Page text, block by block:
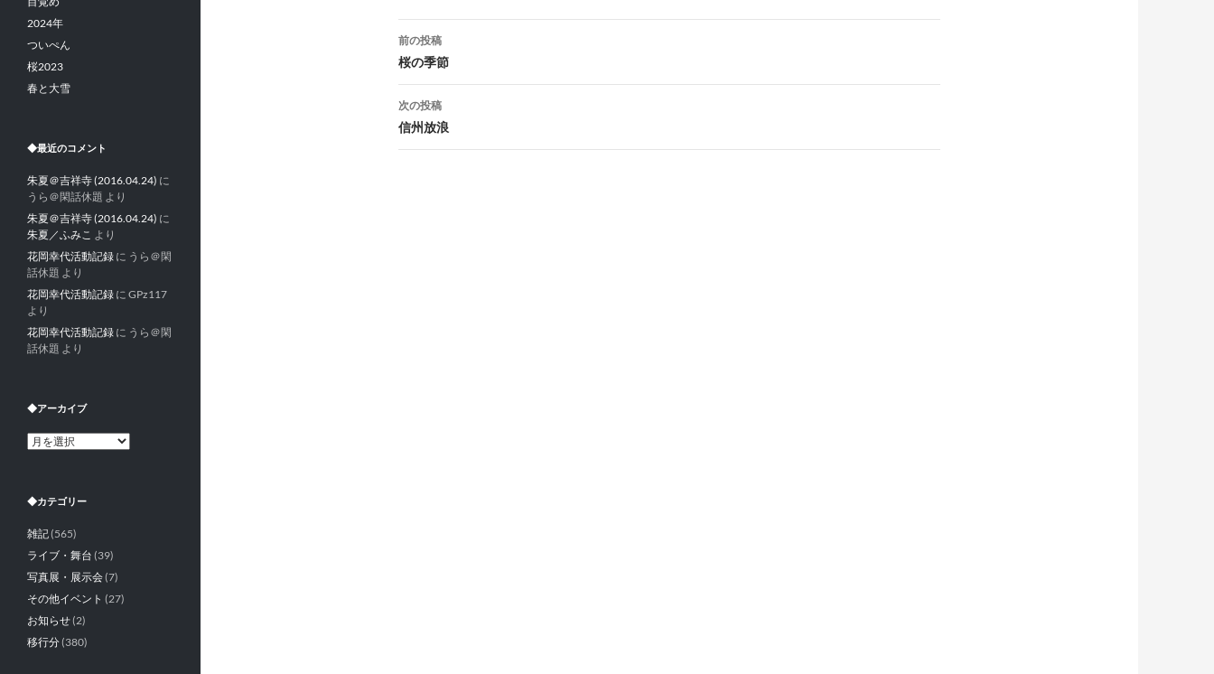
投
稿
ナ
ビ
ゲ
前の投稿
桜の季節
次の投稿
信州放浪
2024年
ついぺん
桜2023
春と大雪
◆最近のコメント
朱夏＠吉祥寺 (2016.04.24) に
うら＠閑話休題 より
朱夏＠吉祥寺 (2016.04.24) に
朱夏／ふみこ より
花岡幸代活動記録 に うら＠閑
話休題 より
花岡幸代活動記録 に GPz117
より
花岡幸代活動記録 に うら＠閑
話休題 より
◆アーカイブ
◆
イ
◆カテゴリー
雑記(565)
ライブ・舞台 (39)
写真展・展示会(7)
その他イベント (27)
お知らせ(2)
移行分(380)